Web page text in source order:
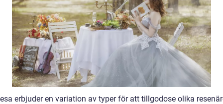
erbjuder en variation av typer för att tillgodose olika